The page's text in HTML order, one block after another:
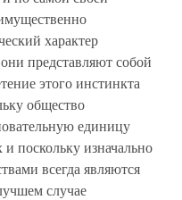
характер
представляют собой
этого инстинкта
общество
единицу
поскольку изначально
всегда являются
случае